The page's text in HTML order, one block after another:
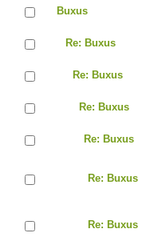
Buxus
Re: Buxus
Re: Buxus
Re: Buxus
Re: Buxus
Re: Buxus
Re: Buxus